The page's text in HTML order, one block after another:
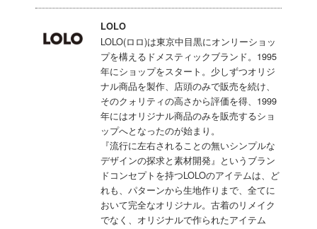
LOLO
LOLO(ロロ)は東京中目黒にオンリーショッ
プを構えるドメスティックブランド。1995
年にショップをスタート。少しずつオリジ
ナル商品を製作、店頭のみで販売を続け、
そのクォリティの高さから評価を得、1999
年にはオリジナル商品のみを販売するショ
ップへとなったのが始まり。
『流行に左右されることの無いシンプルな
デザインの探求と素材開発』というブラン
ドコンセプトを持つLOLOのアイテムは、ど
れも、パターンから生地作りまで、全てに
おいて完全なオリジナル。古着のリメイク
でなく、オリジナルで作られたアイテム